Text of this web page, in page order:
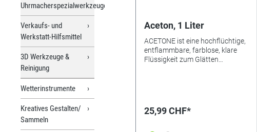
Uhrmacherspezialwerkzeuge
Verkaufs- und
Werkstatt-Hilfsmittel
3D Werkzeuge &
Reinigung
Wetterinstrumente
Kreatives Gestalten/
Sammeln
Aceton, 1 Liter
ACETONE ist eine hochflüchtige,
entflammbare, farblose, klare
Flüssigkeit zum Glätten
HIPS-Filamenten eingesetzt
25,99 CHF*